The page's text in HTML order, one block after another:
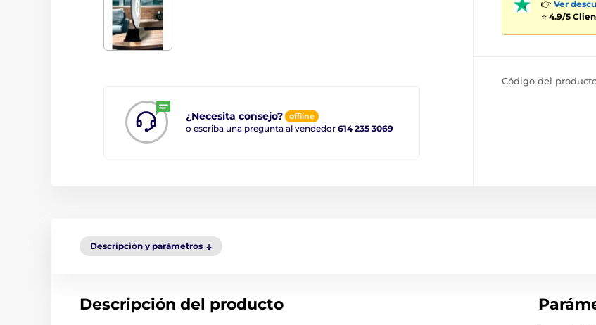
¿Necesita consejo? offline
o escriba una pregunta al vendedor 614 235 3069
👉 Ver
⭐ 4.9/5
Código del
Descripción y parámetros
Descripción del producto